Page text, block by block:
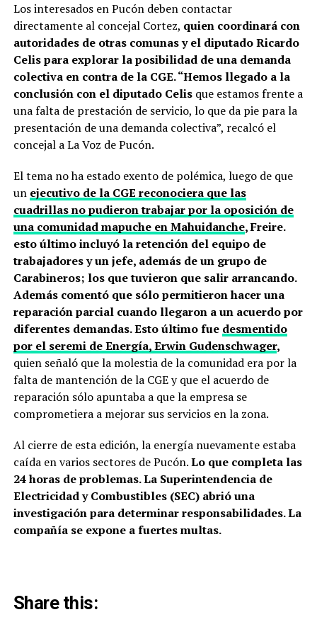
Los interesados en Pucón deben contactar
directamente al concejal Cortez, quien coordinará con
autoridades de otras comunas y el diputado Ricardo
Celis para explorar la posibilidad de una demanda
colectiva en contra de la CGE. “Hemos llegado a la
conclusión con el diputado Celisque estamos frente a
una falta de prestación de servicio, lo que da pie para la
presentación de una demanda colectiva”, recalcó el
concejal a La Voz de Pucón.
El tema no ha estado exento de polémica, luego de que
un ejecutivo de la CGE reconociera que las
cuadrillas no pudieron trabajar por la oposición de
una comunidad mapuche en Mahuidanche, Freire.
esto último incluyó la retención del equipo de
trabajadores y un jefe, además de un grupo de
Carabineros; los que tuvieron que salir arrancando.
Además comentó que sólo permitieron hacer una
reparación parcial cuando llegaron a un acuerdo por
diferentes demandas. Esto último fue desmentido
por el seremi de Energía, Erwin Gudenschwager,
quien señaló que la molestia de la comunidad era por la
falta de mantención de la CGE y que el acuerdo de
reparación sólo apuntaba a que la empresa se
comprometiera a mejorar sus servicios en la zona.
Al cierre de esta edición, la energía nuevamente estaba
caída en varios sectores de Pucón.Lo que completa las
24 horas de problemas. La Superintendencia de
Electricidad y Combustibles (SEC) abrió una
investigación para determinar responsabilidades. La
compañía se expone a fuertes multas.
Share this: